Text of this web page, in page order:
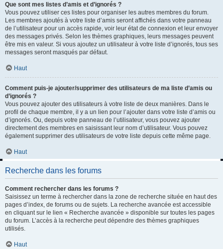
Que sont mes listes d’amis et d’ignorés ?
Vous pouvez utiliser ces listes pour organiser les autres membres du forum.
Les membres ajoutés à votre liste d’amis seront affichés dans votre panneau
de l’utilisateur pour un accès rapide, voir leur état de connexion et leur envoyer
des messages privés. Selon les thèmes graphiques, leurs messages peuvent
être mis en valeur. Si vous ajoutez un utilisateur à votre liste d’ignorés, tous ses
messages seront masqués par défaut.
Haut
Comment puis-je ajouter/supprimer des utilisateurs de ma liste d’amis ou
d’ignorés ?
Vous pouvez ajouter des utilisateurs à votre liste de deux manières. Dans le
profil de chaque membre, il y a un lien pour l’ajouter dans votre liste d’amis ou
d’ignorés. Ou, depuis votre panneau de l’utilisateur, vous pouvez ajouter
directement des membres en saisissant leur nom d’utilisateur. Vous pouvez
également supprimer des utilisateurs de votre liste depuis cette même page.
Haut
Recherche dans les forums
Comment rechercher dans les forums ?
Saisissez un terme à rechercher dans la zone de recherche située en haut des
pages d’index, de forums ou de sujets. La recherche avancée est accessible
en cliquant sur le lien « Recherche avancée » disponible sur toutes les pages
du forum. L’accès à la recherche peut dépendre des thèmes graphiques
utilisés.
Haut